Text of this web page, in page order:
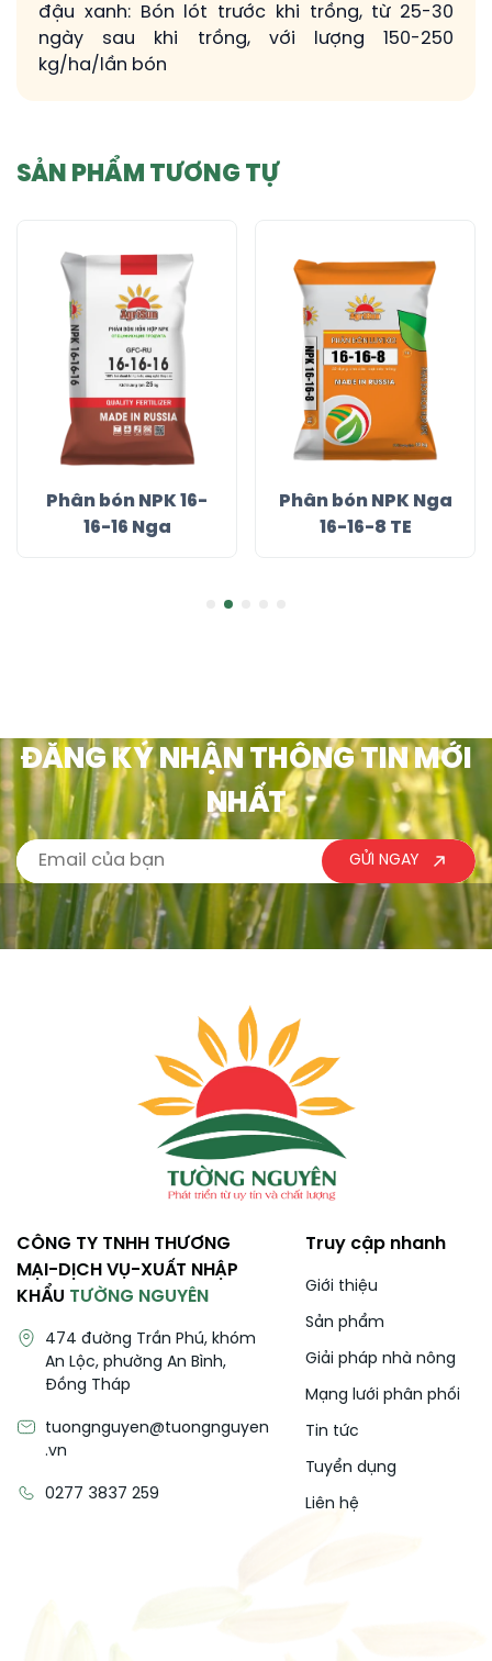
đậu xanh: Bón lót trước khi trồng, từ 25-30
ngày sau khi trồng, với lượng 150-250
kg/ha/lần bón
SẢN PHẨM TƯƠNG TỰ
Phân bón NPK 16-
16-16 Nga
Phân bón NPK Nga
16-16-8 TE
ĐĂNG KÝ NHẬN THÔNG TIN MỚI
NHẤT
GỬI NGAY
CÔNG TY TNHH THƯƠNG
MẠI-DỊCH VỤ-XUẤT NHẬP
KHẨU TƯỜNG NGUYÊN
474 đường Trần Phú, khóm
An Lộc, phường An Bình,
Đồng Tháp
tuongnguyen@tuongnguyen
.vn
0277 3837 259
Truy cập nhanh
Giới thiệu
Sản phẩm
Giải pháp nhà nông
Mạng lưới phân phối
Tin tức
Tuyển dụng
Liên hệ